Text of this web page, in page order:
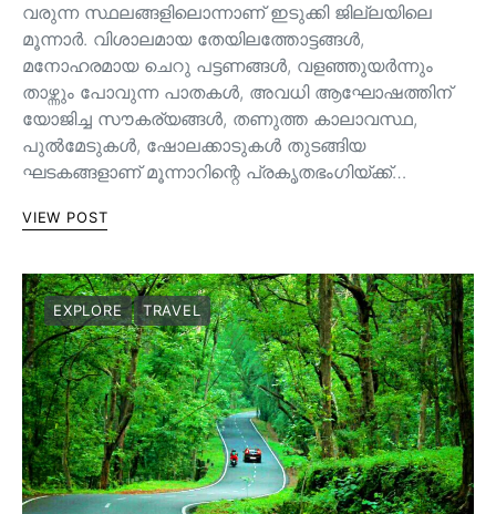
വരുന്ന സ്ഥലങ്ങളിലൊന്നാണ് ഇടുക്കി ജില്ലയിലെ
മൂന്നാർ. വിശാലമായ തേയിലത്തോട്ടങ്ങള്‍,
മനോഹരമായ ചെറു പട്ടണങ്ങള്‍, വളഞ്ഞുയര്‍ന്നും
താഴ്ന്നും പോവുന്ന പാതകള്‍, അവധി ആഘോഷത്തിന്
യോജിച്ച സൗകര്യങ്ങള്‍, തണുത്ത കാലാവസ്ഥ,
പുൽമേടുകൾ, ഷോലക്കാടുകൾ തുടങ്ങിയ
ഘടകങ്ങളാണ് മൂന്നാറിന്റെ പ്രകൃതഭംഗിയ്ക്ക്…
VIEW POST
EXPLORE TRAVEL